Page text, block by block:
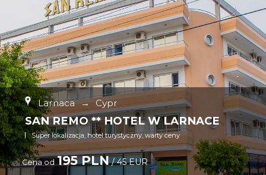
Larnaca → Cypr
SAN REMO ** HOTEL W LARNACE
Super lokalizacja, hotel turystyczny, warty ceny
Cena od 195 PLN/ 45 EUR